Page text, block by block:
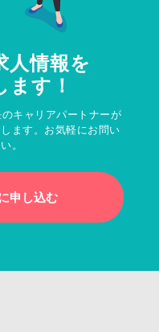
人情報を
ます！
キャリアパートナーが
ます。お気軽にお問い
。
申し込む